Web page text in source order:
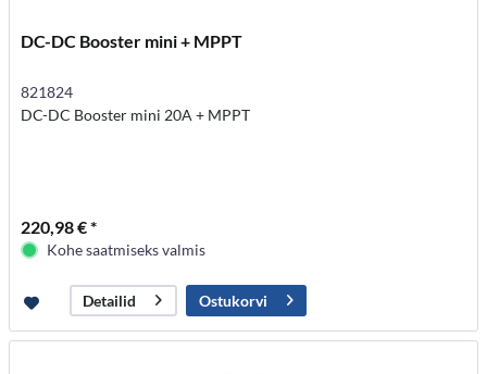
DC-DC Booster mini + MPPT
821824
DC-DC Booster mini 20A + MPPT
220,98 € *
Kohe saatmiseks valmis
Detailid Ostukorvi